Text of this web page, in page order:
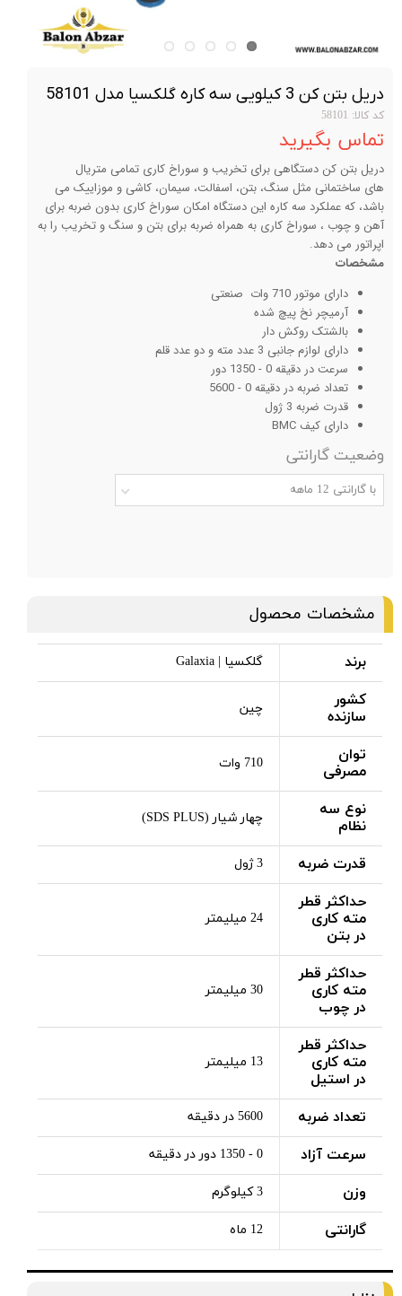
دریل بتن کن 3 کیلویی سه کاره گلکسیا مدل 58101
کد کالا: 58101
تماس بگیرید
دریل بتن کن دستگاهی برای تخریب و سوراخ کاری تمامی متریال
های ساختمانی مثل سنگ، بتن، اسفالت، سیمان، کاشی و موزاییک می
باشد، که عملکرد سه کاره این دستگاه امکان سوراخ کاری بدون ضربه برای
آهن و چوب ، سوراخ کاری به همراه ضربه برای بتن و سنگ و تخریب را به
اپراتور می دهد.
مشخصات
دارای موتور 710 وات صنعتی
آرمیچر نخ پیچ شده
بالشتک روکش دار
دارای لوازم جانبی 3 عدد مته و دو عدد قلم
سرعت در دقیقه 0 - 1350 دور
تعداد ضربه در دقیقه 0 - 5600
قدرت ضربه 3 ژول
دارای کیف BMC
وضعیت گارانتی
با گارانتی 12 ماهه
مشخصات محصول
برند گلکسیا | Galaxia
کشور
سازنده
چین
توان
مصرفی
710 وات
نوع سه
نظام
چهار شیار (SDS PLUS)
قدرت ضربه 3 ژول
حداکثر قطر
مته کاری
در بتن
24 میلیمتر
حداکثر قطر
مته کاری
در چوب
30 میلیمتر
حداکثر قطر
مته کاری
در استیل
13 میلیمتر
تعداد ضربه 5600 در دقیقه
سرعت آزاد 0 - 1350 دور در دقیقه
وزن 3 کیلوگرم
گارانتی 12 ماه